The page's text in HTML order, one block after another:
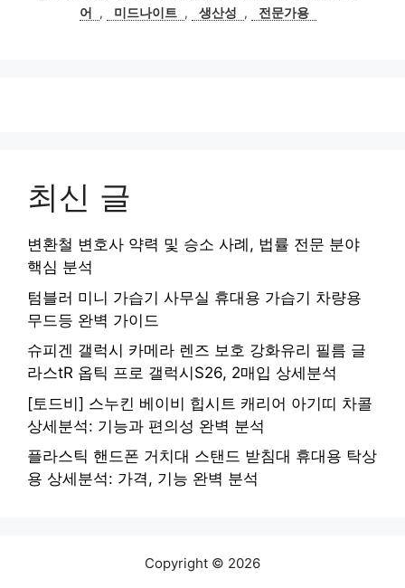
어
, 미드나이트 , 생산성 , 전문가용
최신 글
변환철 변호사 약력 및 승소 사례, 법률 전문 분야
핵심 분석
텀블러 미니 가습기 사무실 휴대용 가습기 차량용
무드등 완벽 가이드
슈피겐 갤럭시 카메라 렌즈 보호 강화유리 필름 글
라스tR 옵틱 프로 갤럭시S26, 2매입 상세분석
[토드비] 스누킨 베이비 힙시트 캐리어 아기띠 차콜
상세분석: 기능과 편의성 완벽 분석
플라스틱 핸드폰 거치대 스탠드 받침대 휴대용 탁상
용 상세분석: 가격, 기능 완벽 분석
Copyright © 2026